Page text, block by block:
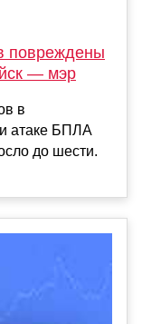
повреждены
— мэр
в
атаке БПЛА
до шести.